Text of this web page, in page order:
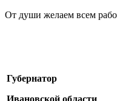
От души желаем всем
Губернатор
Ивановской области